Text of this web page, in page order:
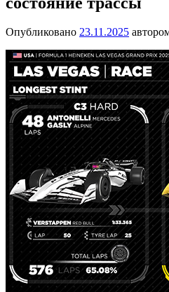
Опубликовано 23.11.2025